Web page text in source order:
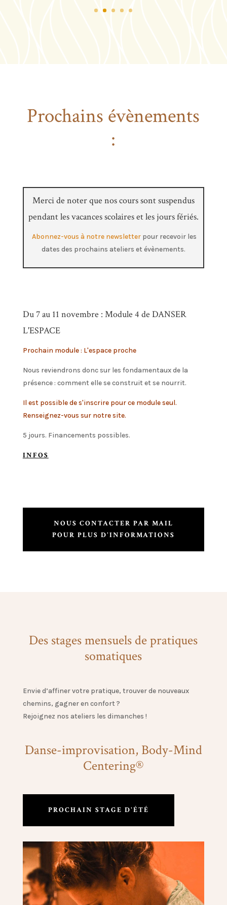
Prochains évènements
:
Merci de noter que nos cours sont suspendus
pendant les vacances scolaires et les jours fériés.
Abonnez-vous à notre newsletterpour recevoir les
dates des prochains ateliers et évènements.
Du 7 au 11 novembre : Module 4 de DANSER
L'ESPACE
Prochain module : L'espace proche
Nous reviendrons donc sur les fondamentaux de la
présence : comment elle se construit et se nourrit.
Il est possible de s'inscrire pour ce module seul.
Renseignez-vous sur notre site.
5 jours. Financements possibles.
INFOS
NOUS CONTACTER PAR MAIL
POUR PLUS D'INFORMATIONS
Des stages mensuels de pratiques
somatiques
Envie d’affiner votre pratique, trouver de nouveaux
chemins, gagner en confort ?
Rejoignez nos ateliers les dimanches !
Danse-improvisation, Body-Mind
Centering®
PROCHAIN STAGE D'ÉTÉ